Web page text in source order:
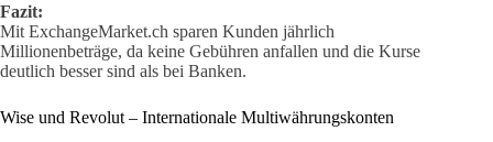
Fazit:
Mit ExchangeMarket.ch sparen Kunden jährlich
Millionenbeträge, da keine Gebühren anfallen und die Kurse
deutlich besser sind als bei Banken.
Wise und Revolut – Internationale Multiwährungskonten